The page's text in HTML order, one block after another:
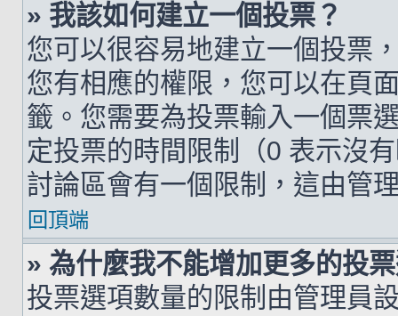
» 我該如何建立一個投票？
您可以很容易地建立一個投票
您有相應的權限，您可以在頁
籤。您需要為投票輸入一個票
定投票的時間限制（0 表示沒
討論區會有一個限制，這由管
回頂端
» 為什麼我不能增加更多的投
投票選項數量的限制由管理員